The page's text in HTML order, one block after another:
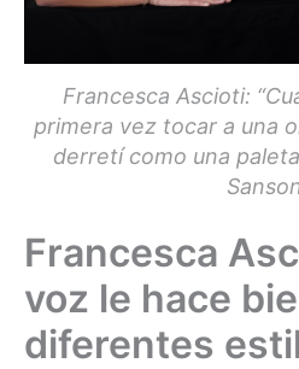
Francesca Ascioti:
primera vez tocar a una
derretí como una
Francesca
voz le hace
diferentes